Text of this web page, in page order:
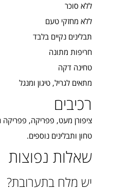
ללא סוכר
ללא מחזקי טעם
תבלינים נקיים בלבד
חריפות מתונה
טחינה דקה
מתאים לגריל, טיגון ומנגל
רכיבים
ציפורן מעט, פפריקה,
טחון ותבלינים נוספים.
שאלות נפוצות
יש מלח בתערובת?